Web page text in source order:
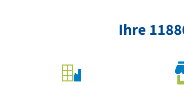
Ihre